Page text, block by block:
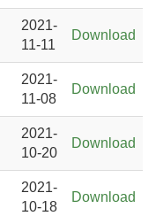
2021-
11-11
Download
2021-
11-08
Download
2021-
10-20
Download
2021-
10-18
Download